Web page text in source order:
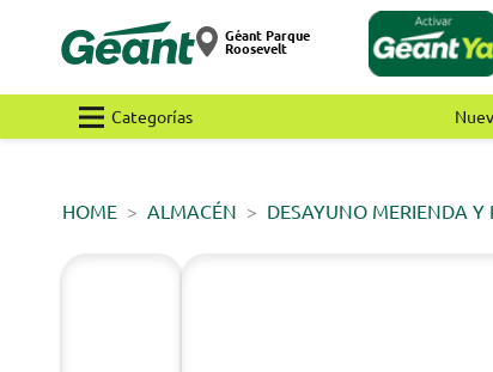
Géant Parque
Roosevelt
Categorías
HOME ALMACÉN DESAYUNO MERIENDA Y